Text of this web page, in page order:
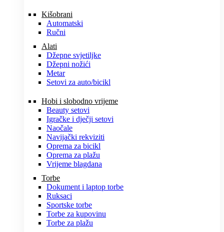
Kišobrani
Automatski
Ručni
Alati
Džepne svjetiljke
Džepni nožići
Metar
Setovi za auto/bicikl
Hobi i slobodno vrijeme
Beauty setovi
Igračke i dječji setovi
Naočale
Navijački rekviziti
Oprema za bicikl
Oprema za plažu
Vrijeme blagdana
Torbe
Dokument i laptop torbe
Ruksaci
Sportske torbe
Torbe za kupovinu
Torbe za plažu